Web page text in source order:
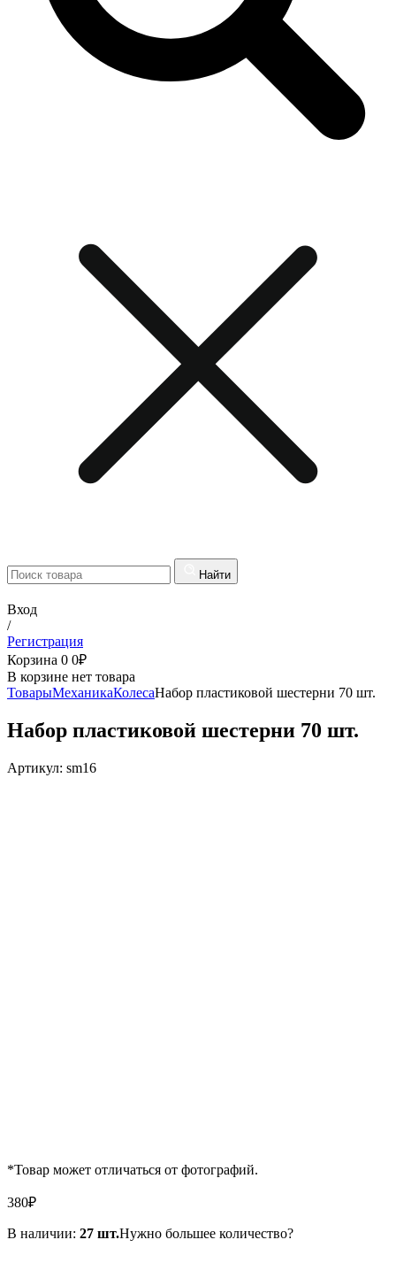
Найти
Вход
/
Регистрация
Корзина 0 0₽
В корзине нет товара
ТоварыМеханикаКолесаНабор пластиковой шестерни 70 шт.
Набор пластиковой шестерни 70 шт.
Артикул: sm16
*Товар может отличаться от фотографий.
380₽
В наличии: 27 шт.Нужно большее количество?